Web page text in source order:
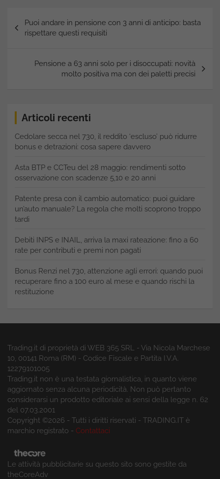
articoli
Puoi andare in pensione con 3 anni di anticipo: basta
rispettare questi requisiti
Pensione a 63 anni solo per i disoccupati: novità
molto positiva ma con dei paletti precisi
Articoli recenti
Cedolare secca nel 730, il reddito ‘escluso’ può ridurre
bonus e detrazioni: cosa sapere davvero
Asta BTP e CCTeu del 28 maggio: rendimenti sotto
osservazione con scadenze 5,10 e 20 anni
Patente presa con il cambio automatico: puoi guidare
un’auto manuale? La regola che molti scoprono troppo
tardi
Debiti INPS e INAIL, arriva la maxi rateazione: fino a 60
rate per contributi e premi non pagati
Bonus Renzi nel 730, attenzione agli errori: quando puoi
recuperare fino a 100 euro al mese e quando rischi la
restituzione
Trading.it di proprietà di WEB 365 SRL - Via Nicola Marchese
10, 00141 Roma (RM) - Codice Fiscale e Partita I.V.A.
12279101005
Trading.it non è una testata giornalistica, in quanto viene
aggiornato senza alcuna periodicità. Non può pertanto
considerarsi un prodotto editoriale ai sensi della legge n. 62
del 07.03.2001
Copyright ©2026 - Tutti i diritti riservati - TRADING.IT è
marchio registrato - Contattaci
Le attività pubblicitarie su questo sito sono gestite da
theCoreAdv